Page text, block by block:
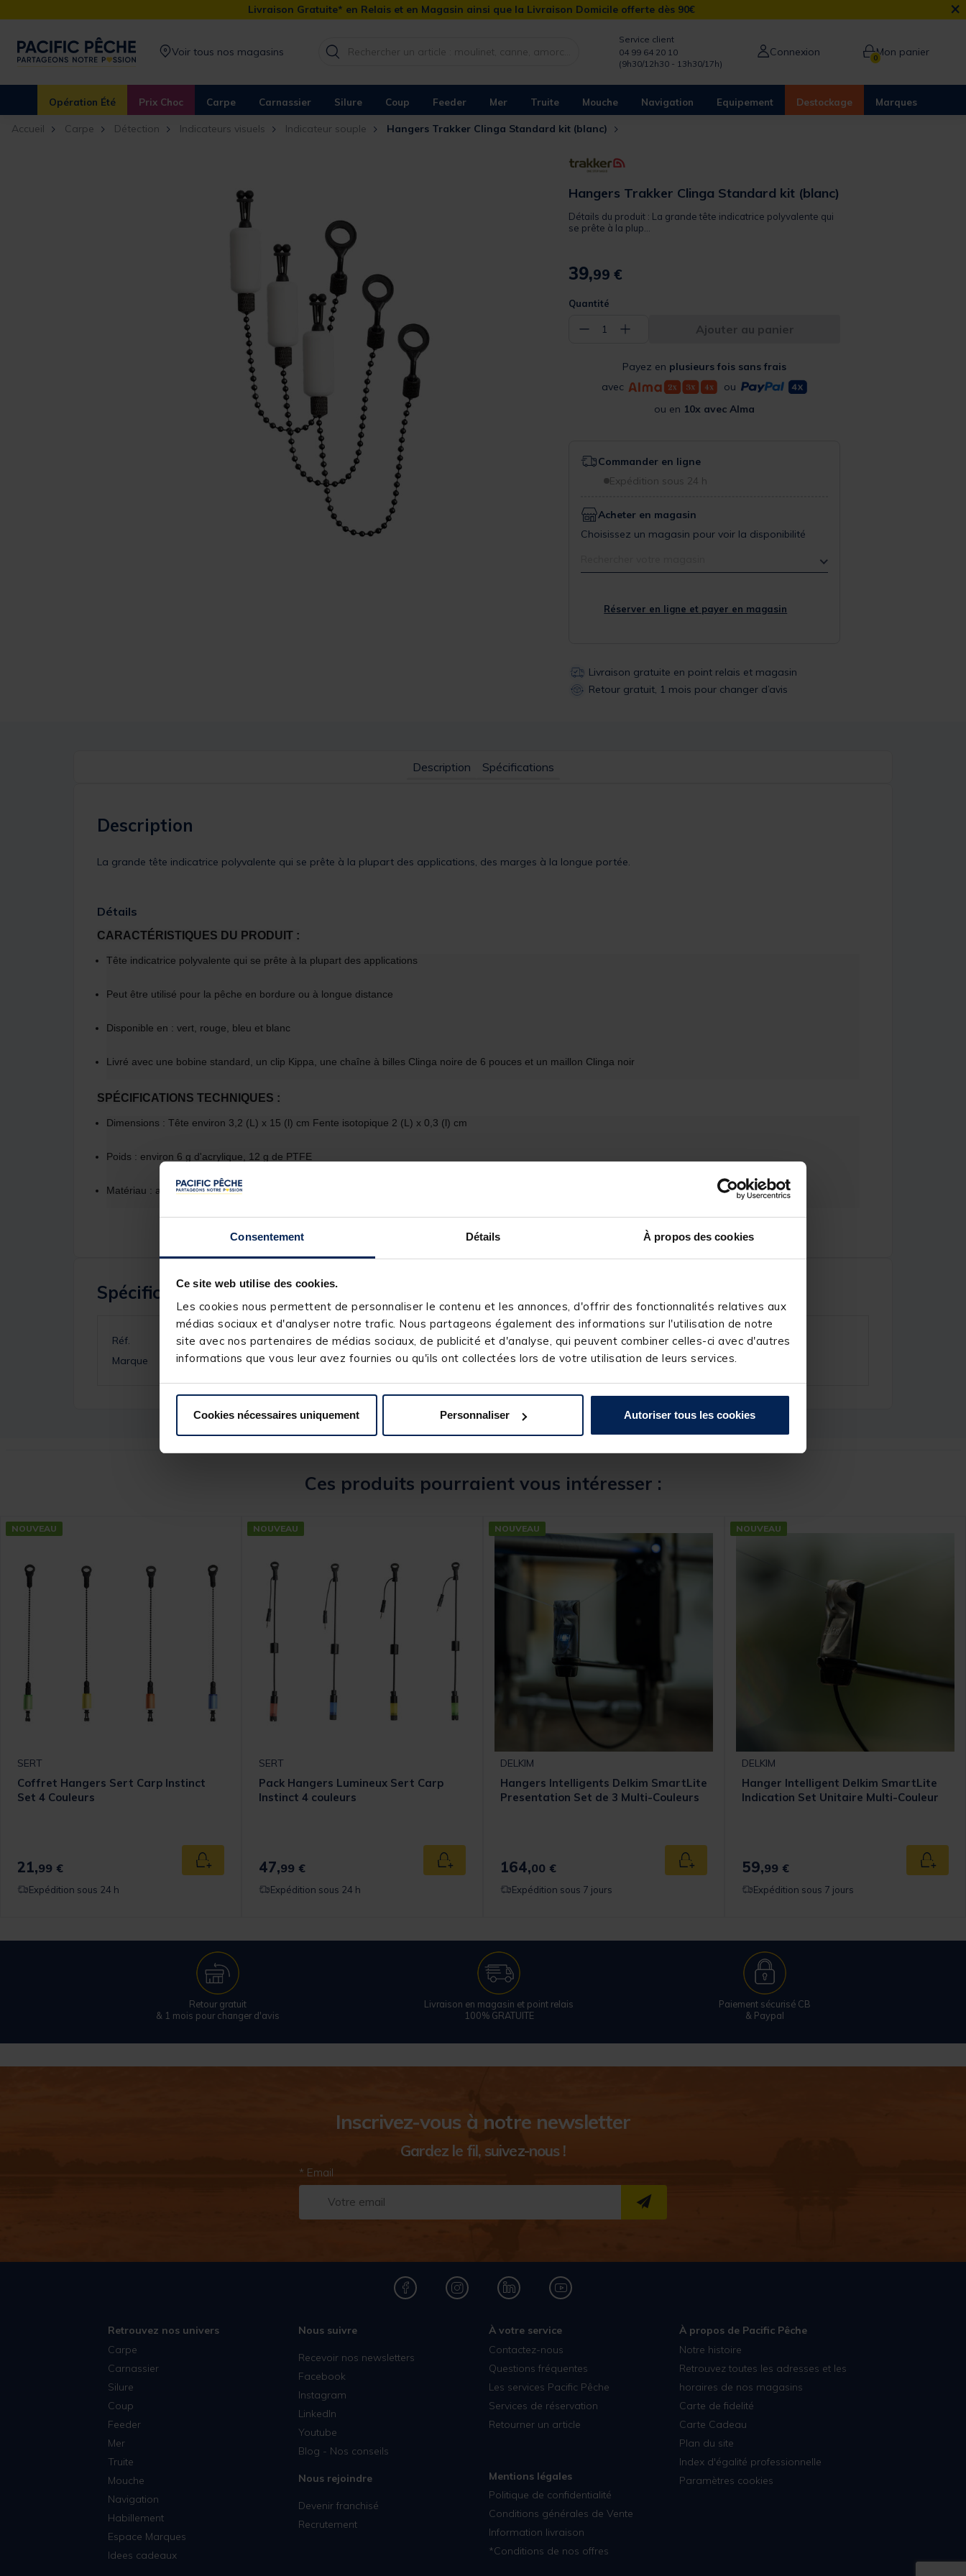
Consentement Détails À propos des cookies
Ce site web utilise des cookies.
Les cookies nous permettent de personnaliser le contenu et les annonces, d'offrir des fonctionnalités relatives aux
médias sociaux et d'analyser notre trafic. Nous partageons également des informations sur l'utilisation de notre
site avec nos partenaires de médias sociaux, de publicité et d'analyse, qui peuvent combiner celles-ci avec d'autres
informations que vous leur avez fournies ou qu'ils ont collectées lors de votre utilisation de leurs services.
Cookies nécessaires uniquement Personnaliser Autoriser tous les cookies
Livraison Gratuite* en Relais et en Magasin ainsi que la Livraison Domicile offerte dès 90€ ×
Voir tous nos magasins
Service client
04 99 64 20 10
(9h30/12h30 - 13h30/17h)
Connexion 0Mon panier
Opération Été Prix Choc Carpe Carnassier Silure Coup Feeder Mer Truite Mouche Navigation Equipement Destockage Marques
Accueil Carpe Détection Indicateurs visuels Indicateur souple Hangers Trakker Clinga Standard kit (blanc)
Hangers Trakker Clinga Standard kit (blanc)
Détails du produit : La grande tête indicatrice polyvalente qui
se prête à la plup...
39,99 €
Quantité
− 1 + Ajouter au panier
Payez en plusieurs fois sans frais
avec
ou
ou en 10x avec Alma
Commander en ligne
Expédition sous 24 h
Acheter en magasin
Choisissez un magasin pour voir la disponibilité
Réserver en ligne et payer en magasin
Livraison gratuite en point relais et magasin
Retour gratuit, 1 mois pour changer d’avis
Description Spécifications
Description
La grande tête indicatrice polyvalente qui se prête à la plupart des applications, des marges à la longue portée.
Détails
CARACTÉRISTIQUES DU PRODUIT :
Tête indicatrice polyvalente qui se prête à la plupart des applications
Peut être utilisé pour la pêche en bordure ou à longue distance
Disponible en : vert, rouge, bleu et blanc
Livré avec une bobine standard, un clip Kippa, une chaîne à billes Clinga noire de 6 pouces et un maillon Clinga noir
SPÉCIFICATIONS TECHNIQUES :
Dimensions : Tête environ 3,2 (L) x 15 (l) cm Fente isotopique 2 (L) x 0,3 (l) cm
Poids : environ 6 g d'acrylique, 12 g de PTFE
Matériau : acrylique vert, rouge et bleu ; PTFE blanc
Spécifications
Réf.
244084-1
Marque
TRAKKER
Ces produits pourraient vous intéresser :
NOUVEAU
SERT
Coffret Hangers Sert Carp Instinct
Set 4 Couleurs
21,99 € Ajouter au panier
Expédition sous 24 h
NOUVEAU
SERT
Pack Hangers Lumineux Sert Carp
Instinct 4 couleurs
47,99 € Ajouter au panier
Expédition sous 24 h
NOUVEAU
DELKIM
Hangers Intelligents Delkim SmartLite
Presentation Set de 3 Multi-Couleurs
164,00 € Ajouter au panier
Expédition sous 7 jours
NOUVEAU
DELKIM
Hanger Intelligent Delkim SmartLite
Indication Set Unitaire Multi-Couleur
59,99 € Ajouter
Expédition sous 7 jours
Retour gratuit
& 1 mois pour changer d'avis
Livraison en magasin et point relais
100% GRATUITE
Paiement sécurisé CB
& Paypal
Inscrivez-vous à notre newsletter
Gardez le fil, suivez-nous !
* Email
S''INSCRIRE
Retrouvez nos univers
Carpe
Carnassier
Silure
Coup
Feeder
Mer
Truite
Mouche
Navigation
Habillement
Espace Marques
Idees cadeaux
Nous suivre
Recevoir nos newsletters
Facebook
Instagram
LinkedIn
Youtube
Blog - Nos conseils
Nous rejoindre
Devenir franchisé
Recrutement
À votre service
Contactez-nous
Questions fréquentes
Les services Pacific Pêche
Services de réservation
Retourner un article
Mentions légales
Politique de confidentialité
Conditions générales de Vente
Information livraison
*Conditions de nos offres
À propos de Pacific Pêche
Notre histoire
Retrouvez toutes les adresses et les
horaires de nos magasins
Carte de fidelité
Carte Cadeau
Plan du site
Index d'égalité professionnelle
Paramètres cookies